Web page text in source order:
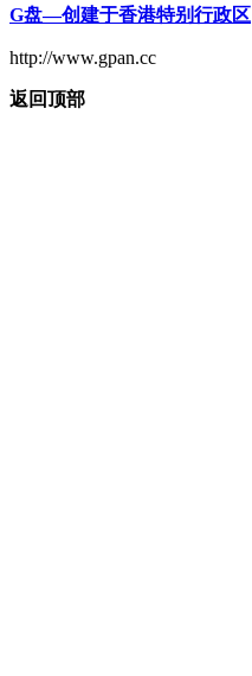
G盘—创建于香港特别行政区
http://www.gpan.cc
返回顶部